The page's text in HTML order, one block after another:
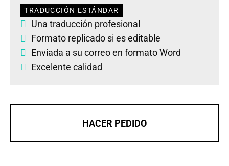
TRADUCCIÓN ESTÁNDAR
Una traducción profesional
Formato replicado si es editable
Enviada a su correo en formato Word
Excelente calidad
HACER PEDIDO